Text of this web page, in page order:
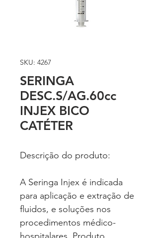
SKU: 4267
SERINGA
DESC.S/AG.60cc
INJEX BICO
CATÉTER
Descrição do produto:
A Seringa Injex é indicada
para aplicação e extração de
fluidos, e soluções nos
procedimentos médico-